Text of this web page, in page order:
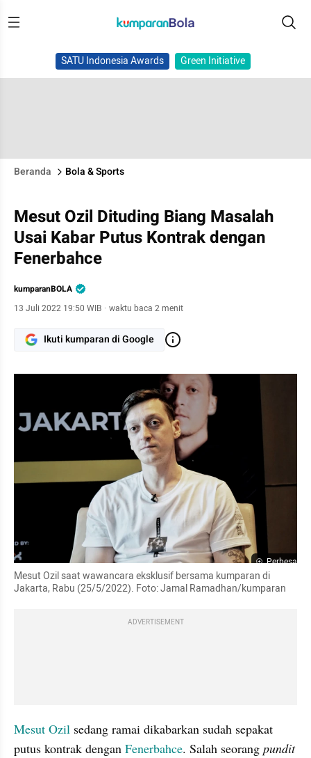
SATU Indonesia Awards Green Initiative
Beranda Bola & Sports
Mesut Ozil Dituding Biang Masalah
Usai Kabar Putus Kontrak dengan
Fenerbahce
kumparanBOLA
13 Juli 2022 19:50 WIB · waktu baca 2 menit
Ikuti kumparan di Google
Perbesar
Mesut Ozil saat wawancara eksklusif bersama kumparan di
Jakarta, Rabu (25/5/2022). Foto: Jamal Ramadhan/kumparan
ADVERTISEMENT
Mesut Ozil sedang ramai dikabarkan sudah sepakat
putus kontrak dengan Fenerbahce. Salah seorang
pundit